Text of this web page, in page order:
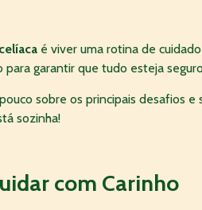
é viver uma rotina de
garantir que tudo esteja
sobre os principais desafios
sozinha!
com Carinho